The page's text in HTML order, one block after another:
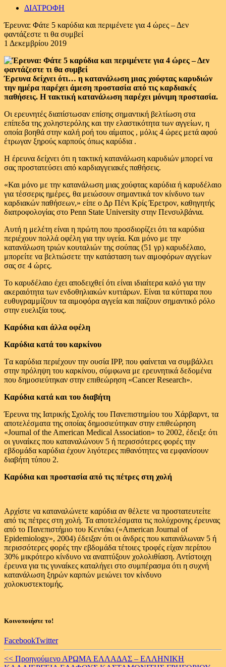
ΔΙΑΤΡΟΦΗ
Έρευνα: Φάτε 5 καρύδια και περιμένετε για 4 ώρες – Δεν
φαντάζεστε τι θα συμβεί
1 Δεκεμβρίου 2019
Έρευνα δείχνει ότι… η κατανάλωση μιας χούφτας καρυδιών
την ημέρα παρέχει άμεση προστασία από τις καρδιακές
παθήσεις. Η τακτική κατανάλωση παρέχει μόνιμη προστασία.
Οι ερευνητές διαπίστωσαν επίσης σημαντική βελτίωση στα
επίπεδα της χοληστερόλης και την ελαστικότητα των αγγείων, η
οποία βοηθά στην καλή ροή του αίματος , μόλις 4 ώρες μετά αφού
έτρωγαν ξηρούς καρπούς όπως καρύδια .
Η έρευνα δείχνει ότι η τακτική κατανάλωση καρυδιών μπορεί να
σας προστατεύσει από καρδιαγγειακές παθήσεις.
«Και μόνο με την κατανάλωση μιας χούφτας καρύδια ή καρυδέλαιο
για τέσσερις ημέρες, θα μειώσουν σημαντικά τον κίνδυνο των
καρδιακών παθήσεων,» είπε ο Δρ Πένι Κρίς Έρετρον, καθηγητής
διατροφολογίας στο Penn State University στην Πενσυλβάνια.
Αυτή η μελέτη είναι η πρώτη που προσδιορίζει ότι τα καρύδια
περιέχουν πολλά οφέλη για την υγεία. Και μόνο με την
κατανάλωση τριών κουταλιών της σούπας (51 γρ) καρυδέλαιο,
μπορείτε να βελτιώσετε την κατάσταση των αιμοφόρων αγγείων
σας σε 4 ώρες.
Το καρυδέλαιο έχει αποδειχθεί ότι είναι ιδιαίτερα καλό για την
ακεραιότητα των ενδοθηλιακών κυττάρων. Είναι τα κύτταρα που
ευθυγραμμίζουν τα αιμοφόρα αγγεία και παίζουν σημαντικό ρόλο
στην ευελιξία τους.
Καρύδια και άλλα οφέλη
Καρύδια κατά του καρκίνου
Tα καρύδια περιέχουν την ουσία IPP, που φαίνεται να συμβάλλει
στην πρόληψη του καρκίνου, σύμφωνα με ερευνητικά δεδομένα
που δημοσιεύτηκαν στην επιθεώρηση «Cancer Research».
Καρύδια κατά και του διαβήτη
Έρευνα της Ιατρικής Σχολής του Πανεπιστημίου του Χάρβαρντ, τα
αποτελέσματα της οποίας δημοσιεύτηκαν στην επιθεώρηση
«Journal of the American Medical Association» το 2002, έδειξε ότι
οι γυναίκες που καταναλώνουν 5 ή περισσότερες φορές την
εβδομάδα καρύδια έχουν λιγότερες πιθανότητες να εμφανίσουν
διαβήτη τύπου 2.
Καρύδια και προστασία από τις πέτρες στη χολή
Αρχίστε να καταναλώνετε καρύδια αν θέλετε να προστατευτείτε
από τις πέτρες στη χολή. Τα αποτελέσματα τις πολύχρονης έρευνας
από το Πανεπιστήμιο του Κεντάκι («American Journal of
Epidemiology», 2004) έδειξαν ότι οι άνδρες που κατανάλωναν 5 ή
περισσότερες φορές την εβδομάδα τέτοιες τροφές είχαν περίπου
30% μικρότερο κίνδυνο να αναπτύξουν χολολιθίαση. Αντίστοιχη
έρευνα για τις γυναίκες καταλήγει στο συμπέρασμα ότι η συχνή
κατανάλωση ξηρών καρπών μειώνει τον κίνδυνο
χολοκυστεκτομής.
Κοινοποιήστε το!
FacebookTwitter
Continue
<< Προηγούμενο ΑΡΩΜΑ ΕΛΛΑΔΑΣ – ΕΛΛΗΝΙΚΗ